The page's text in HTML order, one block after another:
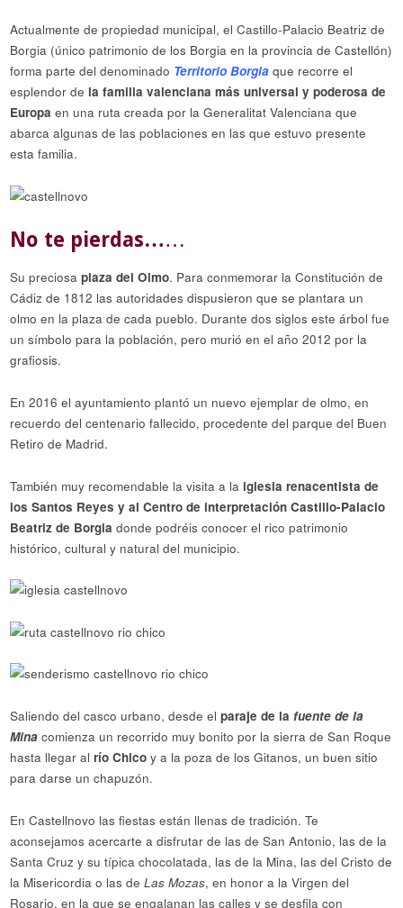
Actualmente de propiedad municipal, el Castillo-Palacio Beatriz de
Borgia (único patrimonio de los Borgia en la provincia de Castellón)
forma parte del denominado Territorio Borgia que recorre el
esplendor de la familia valenciana más universal y poderosa de
Europa en una ruta creada por la Generalitat Valenciana que
abarca algunas de las poblaciones en las que estuvo presente
esta familia.
No te pierdas……
Su preciosaplaza del Olmo. Para conmemorar la Constitución de
Cádiz de 1812 las autoridades dispusieron que se plantara un
olmo en la plaza de cada pueblo. Durante dos siglos este árbol fue
un símbolo para la población, pero murió en el año 2012 por la
grafiosis.
En 2016 el ayuntamiento plantó un nuevo ejemplar de olmo, en
recuerdo del centenario fallecido, procedente del parque del Buen
Retiro de Madrid.
También muy recomendable la visita a la iglesia renacentista de
los Santos Reyes y al Centro de interpretación Castillo-Palacio
Beatriz de Borgia donde podréis conocer el rico patrimonio
histórico, cultural y natural del municipio.
Saliendo del casco urbano, desde elparaje de lafuente de la
Mina comienza un recorrido muy bonito por la sierra de San Roque
hasta llegar alrío Chico y a la poza de los Gitanos, un buen sitio
para darse un chapuzón.
En Castellnovo las fiestas están llenas de tradición. Te
aconsejamos acercarte a disfrutar de las de San Antonio, las de la
Santa Cruz y su típica chocolatada, las de la Mina, las del Cristo de
la Misericordia o las deLas Mozas, en honor a la Virgen del
Rosario, en la que se engalanan las calles y se desfila con